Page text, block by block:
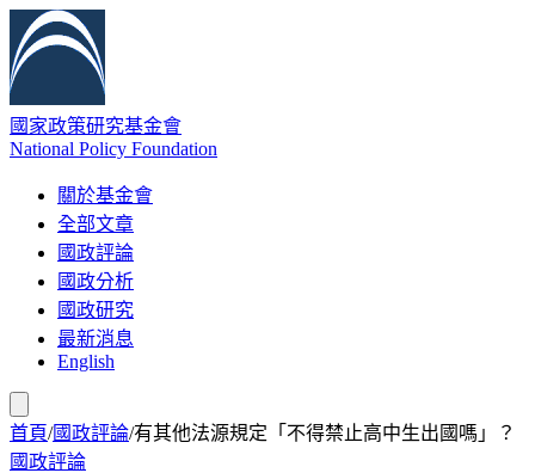
國家政策研究基金會
National Policy Foundation
關於基金會
全部文章
國政評論
國政分析
國政研究
最新消息
English
首頁/國政評論/有其他法源規定「不得禁止高中生出國嗎」？
國政評論